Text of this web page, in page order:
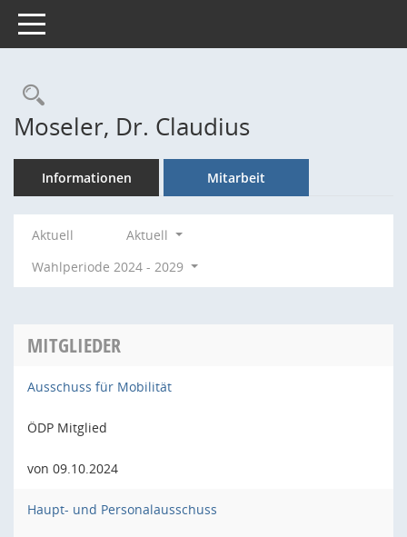
Toggle navigation
Rechercheauswahl
Moseler, Dr. Claudius
Informationen Mitarbeit
Aktuell
Aktuell
Wahlperiode 2024 - 2029
MITGLIEDER
Ausschuss für Mobilität
ÖDP Mitglied
von 09.10.2024
Haupt- und Personalausschuss